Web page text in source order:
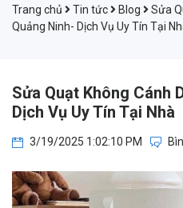
Trang chủ Tin tức Blog
Sửa
Quảng Ninh- Dịch Vụ Uy Tín Tại
Sửa Quạt Không Cánh
Dịch Vụ Uy Tín Tại Nhà
3/19/2025 1:02:10 PM